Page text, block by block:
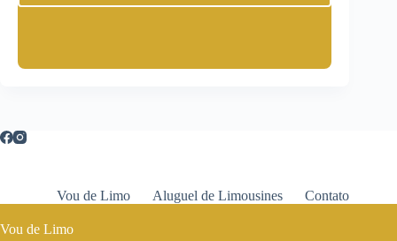
Vou de Limo Aluguel de Limousines Contato
Vou de Limo